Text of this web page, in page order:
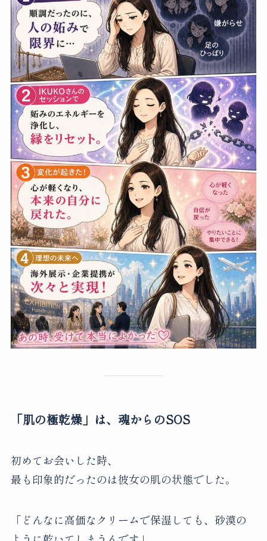
「肌の極乾燥」は、魂からのSOS
初めてお会いした時、
最も印象的だったのは彼女の肌の状態でした。
「どんなに高価なクリームで保湿しても、砂漠の